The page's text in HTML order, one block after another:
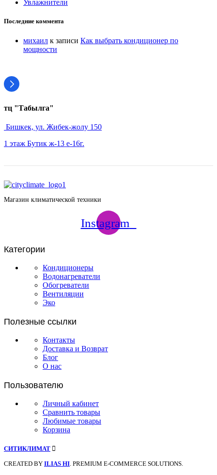
Увлажнители
Последние коммента
михаил к записи Как выбрать кондиционер по
мощности
тц "Табылга"
Бишкек, ул. Жибек-жолу 150
1 этаж Бутик ж-13 е-16г.
Магазин климатической техники
Instagram
Категории
Кондиционеры
Водонагреватели
Обогреватели
Вентиляции
Эко
Полезные ссылки
Контакты
Доставка и Возврат
Блог
О нас
Пользователю
Личный кабинет
Сравнить товары
Любимые товары
Корзина
СИТИКЛИМАТ
CREATED BY ILIAS HI. PREMIUM E-COMMERCE SOLUTIONS.